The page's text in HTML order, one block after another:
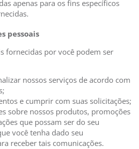
apenas para os fins específicos
pessoais
fornecidas por você podem ser
nossos serviços de acordo com
e cumprir com suas solicitações;
sobre nossos produtos, promoções
que possam ser do seu
você tenha dado seu
receber tais comunicações.